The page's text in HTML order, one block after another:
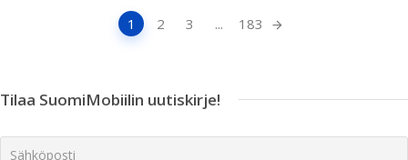
1 2 3 ... 183
Tilaa SuomiMobiilin uutiskirje!